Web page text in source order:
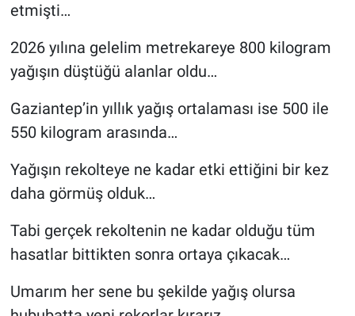
etmişti…
2026 yılına gelelim metrekareye 800 kilogram
yağışın düştüğü alanlar oldu…
Gaziantep’in yıllık yağış ortalaması ise 500 ile
550 kilogram arasında…
Yağışın rekolteye ne kadar etki ettiğini bir kez
daha görmüş olduk…
Tabi gerçek rekoltenin ne kadar olduğu tüm
hasatlar bittikten sonra ortaya çıkacak…
Umarım her sene bu şekilde yağış olursa